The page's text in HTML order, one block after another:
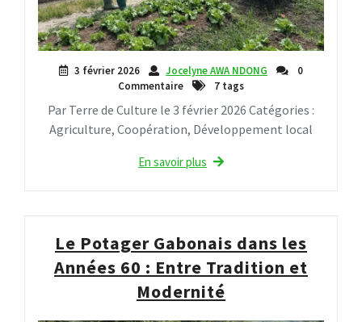
3 février 2026 Jocelyne AWA NDONG
0
Commentaire
7 tags
Par Terre de Culture le 3 février 2026 Catégories :
Agriculture, Coopération, Développement local
En savoir plus
Le Potager Gabonais dans les
Années 60 : Entre Tradition et
Modernité